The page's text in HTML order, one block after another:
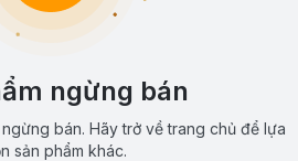
ngừng bán
bán. Hãy trở về trang chủ để lựa
sản phẩm khác.